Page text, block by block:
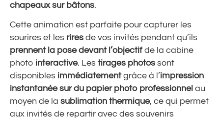
chapeaux sur bâtons.
Cette animation est parfaite pour capturer les
sourires et les rires de vos invités pendant qu’ils
prennent la pose devant l’objectif de la cabine
photo interactive. Les tirages photos sont
disponibles immédiatementgrâce à l’impression
instantanée sur du papier photo professionnel au
moyen de la sublimation thermique, ce qui permet
aux invités de repartir avec des souvenirs